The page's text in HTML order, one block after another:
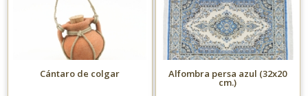
Cántaro de colgar Alfombra persa azul (32x20
cm.)